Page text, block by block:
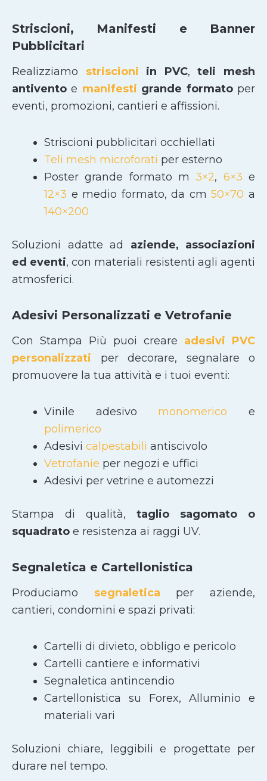
Striscioni, Manifesti e Banner
Pubblicitari
Realizziamo striscioni in PVC,teli mesh
antivento e manifesti grande formatoper
eventi, promozioni, cantieri e affissioni.
Striscioni pubblicitari occhiellati
Teli mesh microforati per esterno
Poster grande formato m3×2, 6×3 e
12×3 e medio formato, da cm50×70 a
140×200
Soluzioni adatte ad aziende, associazioni
ed eventi, con materiali resistenti agli agenti
atmosferici.
Adesivi Personalizzati e Vetrofanie
Con Stampa Più puoi creare adesivi PVC
personalizzati per decorare, segnalare o
promuovere la tua attività e i tuoi eventi:
Vinile adesivo monomerico e
polimerico
Adesivi calpestabili antiscivolo
Vetrofanie per negozi e uffici
Adesivi per vetrine e automezzi
Stampa di qualità, taglio sagomato
o
squadrato e resistenza ai raggi UV.
Segnaletica e Cartellonistica
Produciamo segnaletica per aziende,
cantieri, condomini e spazi privati:
Cartelli di divieto, obbligo e pericolo
Cartelli cantiere e informativi
Segnaletica antincendio
Cartellonistica su Forex, Alluminio e
materiali vari
Soluzioni chiare, leggibili e progettate per
durare nel tempo.